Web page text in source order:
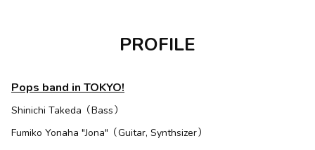
NEWS
◆waffles studio LIVE 2025◆ 公開しました！
PROFILE
Pops band in TOKYO!
Shinichi Takeda（Bass）
Fumiko Yonaha "Jona"（Guitar, Synthsizer）